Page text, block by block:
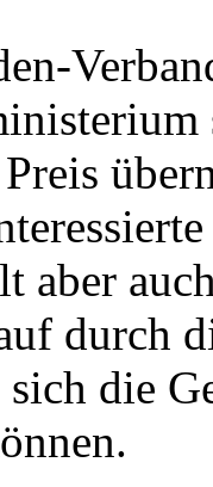
aber
durch
die